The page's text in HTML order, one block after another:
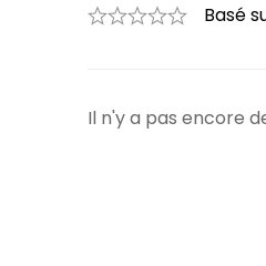
Basé
Il n'y a pas encore
0Question
Aucune question